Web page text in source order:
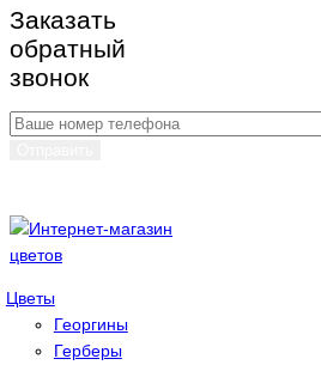
Заказать
обратный
звонок
Цветы
Георгины
Герберы